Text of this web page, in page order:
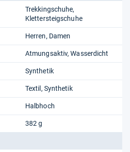
Trekkingschuhe
Klettersteigschuhe
Herren Damen
Atmungsaktiv Wasserdicht
Synthetik
Textil Synthetik
Halbhoch
382 g